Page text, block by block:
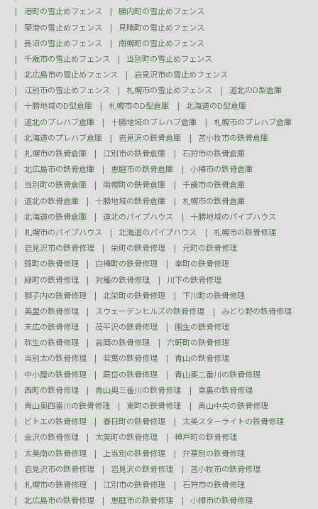
港町の雪止めフェンス
勝内町の雪止めフェンス
築港の雪止めフェンス
見晴町の雪止めフェンス
長沼の雪止めフェンス
南幌町の雪止めフェンス
千歳市の雪止めフェンス
当別町の雪止めフェンス
北広島市の雪止めフェンス
岩見沢市の雪止めフェンス
江別市の雪止めフェンス
札幌市の雪止めフェンス
道北のD型倉庫
十勝地域のD型倉庫
札幌市のD型倉庫
北海道のD型倉庫
道北のプレハブ倉庫
十勝地域のプレハブ倉庫
札幌市のプレハブ倉庫
北海道のプレハブ倉庫
岩見沢の鉄骨倉庫
苫小牧市の鉄骨倉庫
札幌市の鉄骨倉庫
江別市の鉄骨倉庫
石狩市の鉄骨倉庫
北広島市の鉄骨倉庫
恵庭市の鉄骨倉庫
小樽市の鉄骨倉庫
当別町の鉄骨倉庫
南幌町の鉄骨倉庫
千歳市の鉄骨倉庫
道北の鉄骨倉庫
十勝地域の鉄骨倉庫
札幌市の鉄骨倉庫
北海道の鉄骨倉庫
道北のパイプハウス
十勝地域のパイプハウス
札幌市のパイプハウス
北海道のパイプハウス
札幌市の鉄骨修理
岩見沢市の鉄骨修理
栄町の鉄骨修理
元町の鉄骨修理
錦町の鉄骨修理
白樺町の鉄骨修理
幸町の鉄骨修理
緑町の鉄骨修理
対雁の鉄骨修理
川下の鉄骨修理
獅子内の鉄骨修理
北栄町の鉄骨修理
下川町の鉄骨修理
美里の鉄骨修理
スウェーデンヒルズの鉄骨修理
みどり野の鉄骨修理
末広の鉄骨修理
茂平沢の鉄骨修理
園生の鉄骨修理
弥生の鉄骨修理
高岡の鉄骨修理
六軒町の鉄骨修理
当別太の鉄骨修理
若葉の鉄骨修理
青山の鉄骨修理
中小屋の鉄骨修理
蕨岱の鉄骨修理
青山奥二番川の鉄骨修理
西町の鉄骨修理
青山奥三番川の鉄骨修理
東裏の鉄骨修理
青山奥四番川の鉄骨修理
東町の鉄骨修理
青山中央の鉄骨修理
ビトエの鉄骨修理
春日町の鉄骨修理
太美スターライトの鉄骨修理
金沢の鉄骨修理
太美町の鉄骨修理
樺戸町の鉄骨修理
太美南の鉄骨修理
上当別の鉄骨修理
弁華別の鉄骨修理
岩見沢市の鉄骨修理
岩見沢の鉄骨修理
苫小牧市の鉄骨修理
札幌市の鉄骨修理
江別市の鉄骨修理
石狩市の鉄骨修理
北広島市の鉄骨修理
恵庭市の鉄骨修理
小樽市の鉄骨修理